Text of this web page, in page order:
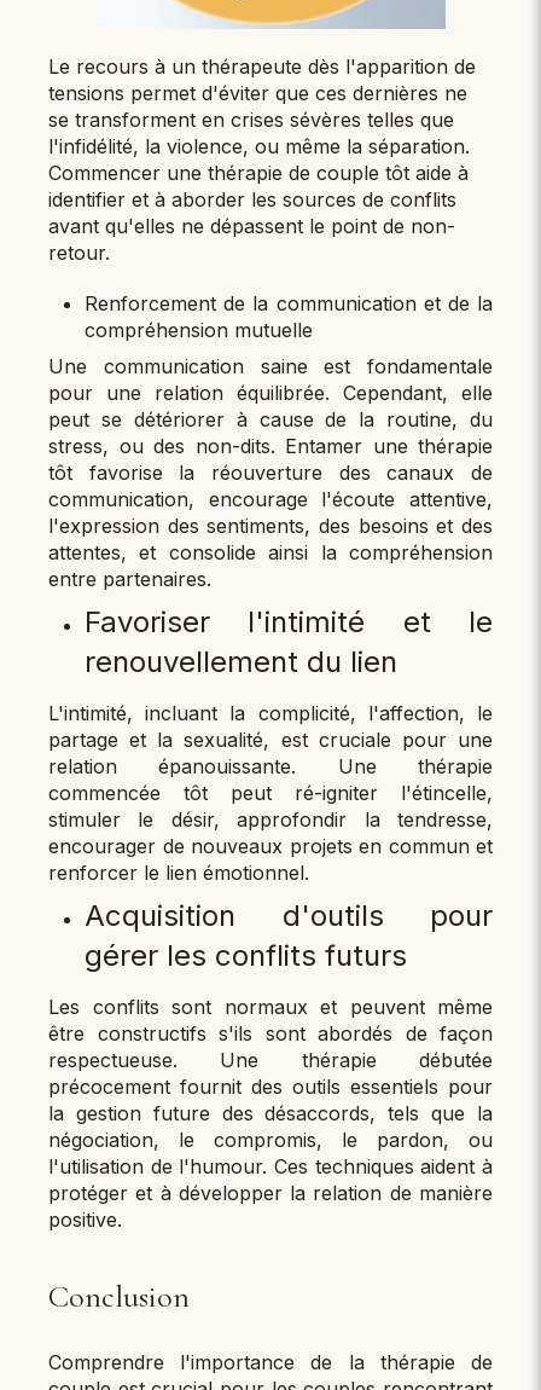
Le recours à un thérapeute dès l'apparition de
tensions permet d'éviter que ces dernières ne
se transforment en crises sévères telles que
l'infidélité, la violence, ou même la séparation.
Commencer une thérapie de couple tôt aide à
identifier et à aborder les sources de conflits
avant qu'elles ne dépassent le point de non-
retour.
Renforcement de la communication et de la
compréhension mutuelle
Une communication saine est fondamentale
pour une relation équilibrée. Cependant, elle
peut se détériorer à cause de la routine, du
stress, ou des non-dits. Entamer une thérapie
tôt favorise la réouverture des canaux de
communication, encourage l'écoute attentive,
l'expression des sentiments, des besoins et des
attentes, et consolide ainsi la compréhension
entre partenaires.
Favoriser l'intimité et le
renouvellement du lien
L'intimité, incluant la complicité, l'affection, le
partage et la sexualité, est cruciale pour une
relation épanouissante. Une thérapie
commencée tôt peut ré-igniter l'étincelle,
stimuler le désir, approfondir la tendresse,
encourager de nouveaux projets en commun et
renforcer le lien émotionnel.
Acquisition d'outils pour
gérer les conflits futurs
Les conflits sont normaux et peuvent même
être constructifs s'ils sont abordés de façon
respectueuse. Une thérapie débutée
précocement fournit des outils essentiels pour
la gestion future des désaccords, tels que la
négociation, le compromis, le pardon, ou
l'utilisation de l'humour. Ces techniques aident à
protéger et à développer la relation de manière
positive.
Conclusion
Comprendre l'importance de la thérapie de